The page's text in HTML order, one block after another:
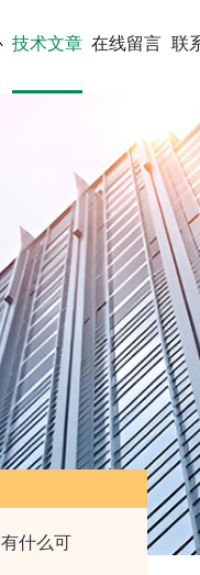
什么可
技术文章 在线留言 联